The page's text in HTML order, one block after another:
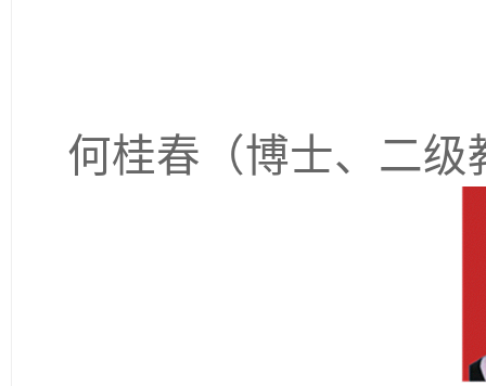
何桂春 （博士、二